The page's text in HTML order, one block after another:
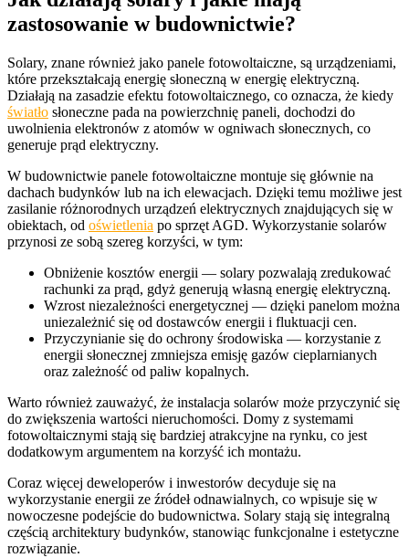
zastosowanie w budownictwie?
Solary, znane również jako panele fotowoltaiczne, są urządzeniami,
które przekształcają energię słoneczną w energię elektryczną.
Działają na zasadzie efektu fotowoltaicznego, co oznacza, że kiedy
światło słoneczne pada na powierzchnię paneli, dochodzi do
uwolnienia elektronów z atomów w ogniwach słonecznych, co
generuje prąd elektryczny.
W budownictwie panele fotowoltaiczne montuje się głównie na
dachach budynków lub na ich elewacjach. Dzięki temu możliwe jest
zasilanie różnorodnych urządzeń elektrycznych znajdujących się w
obiektach, od oświetlenia po sprzęt AGD. Wykorzystanie solarów
przynosi ze sobą szereg korzyści, w tym:
Obniżenie kosztów energii — solary pozwalają zredukować
rachunki za prąd, gdyż generują własną energię elektryczną.
Wzrost niezależności energetycznej — dzięki panelom można
uniezależnić się od dostawców energii i fluktuacji cen.
Przyczynianie się do ochrony środowiska — korzystanie z
energii słonecznej zmniejsza emisję gazów cieplarnianych
oraz zależność od paliw kopalnych.
Warto również zauważyć, że instalacja solarów może przyczynić się
do zwiększenia wartości nieruchomości. Domy z systemami
fotowoltaicznymi stają się bardziej atrakcyjne na rynku, co jest
dodatkowym argumentem na korzyść ich montażu.
Coraz więcej deweloperów i inwestorów decyduje się na
wykorzystanie energii ze źródeł odnawialnych, co wpisuje się w
nowoczesne podejście do budownictwa. Solary stają się integralną
częścią architektury budynków, stanowiąc funkcjonalne i estetyczne
rozwiązanie.